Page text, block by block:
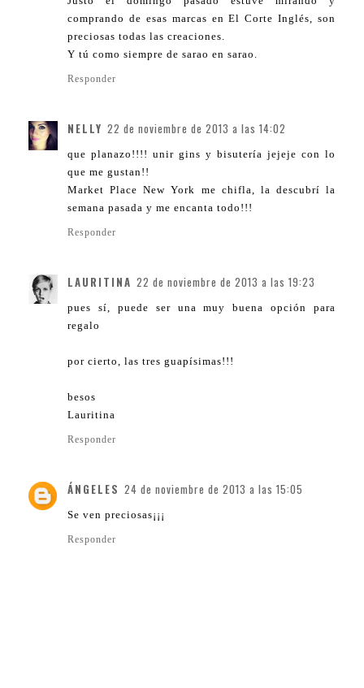
comprando de esas marcas en El Corte Inglés, son
preciosas todas las creaciones.
Y tú como siempre de sarao en sarao.
Responder
NELLY 22 de noviembre de 2013 a las 14:02
que planazo!!!! unir gins y bisutería jejeje con lo
que me gustan!!
Market Place New York me chifla, la descubrí la
semana pasada y me encanta todo!!!
Responder
LAURITINA 22 de noviembre de 2013 a las 19:23
pues sí, puede ser una muy buena opción para
regalo
por cierto, las tres guapísimas!!!
besos
Lauritina
Responder
ÁNGELES 24 de noviembre de 2013 a las 15:05
Se ven preciosas¡¡¡
Responder